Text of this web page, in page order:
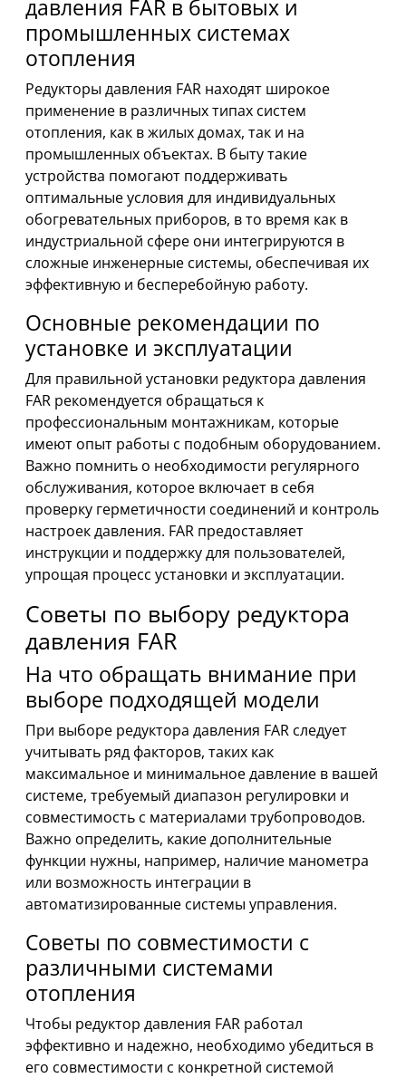
давления FAR в бытовых и
промышленных системах
отопления
Редукторы давления FAR находят широкое
применение в различных типах систем
отопления, как в жилых домах, так и на
промышленных объектах. В быту такие
устройства помогают поддерживать
оптимальные условия для индивидуальных
обогревательных приборов, в то время как в
индустриальной сфере они интегрируются в
сложные инженерные системы, обеспечивая их
эффективную и бесперебойную работу.
Основные рекомендации по
установке и эксплуатации
Для правильной установки редуктора давления
FAR рекомендуется обращаться к
профессиональным монтажникам, которые
имеют опыт работы с подобным оборудованием.
Важно помнить о необходимости регулярного
обслуживания, которое включает в себя
проверку герметичности соединений и контроль
настроек давления. FAR предоставляет
инструкции и поддержку для пользователей,
упрощая процесс установки и эксплуатации.
Советы по выбору редуктора
давления FAR
На что обращать внимание при
выборе подходящей модели
При выборе редуктора давления FAR следует
учитывать ряд факторов, таких как
максимальное и минимальное давление в вашей
системе, требуемый диапазон регулировки и
совместимость с материалами трубопроводов.
Важно определить, какие дополнительные
функции нужны, например, наличие манометра
или возможность интеграции в
автоматизированные системы управления.
Советы по совместимости с
различными системами
отопления
Чтобы редуктор давления FAR работал
эффективно и надежно, необходимо убедиться в
его совместимости с конкретной системой